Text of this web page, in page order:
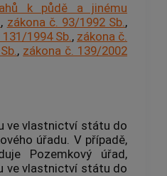
k půdě a jinému
, zákona č. 93/1992 Sb.,
1994 Sb., zákona č.
, zákona č. 139/2002
ve vlastnictví státu do
úřadu. V případě,
Pozemkový úřad,
ve vlastnictví státu do